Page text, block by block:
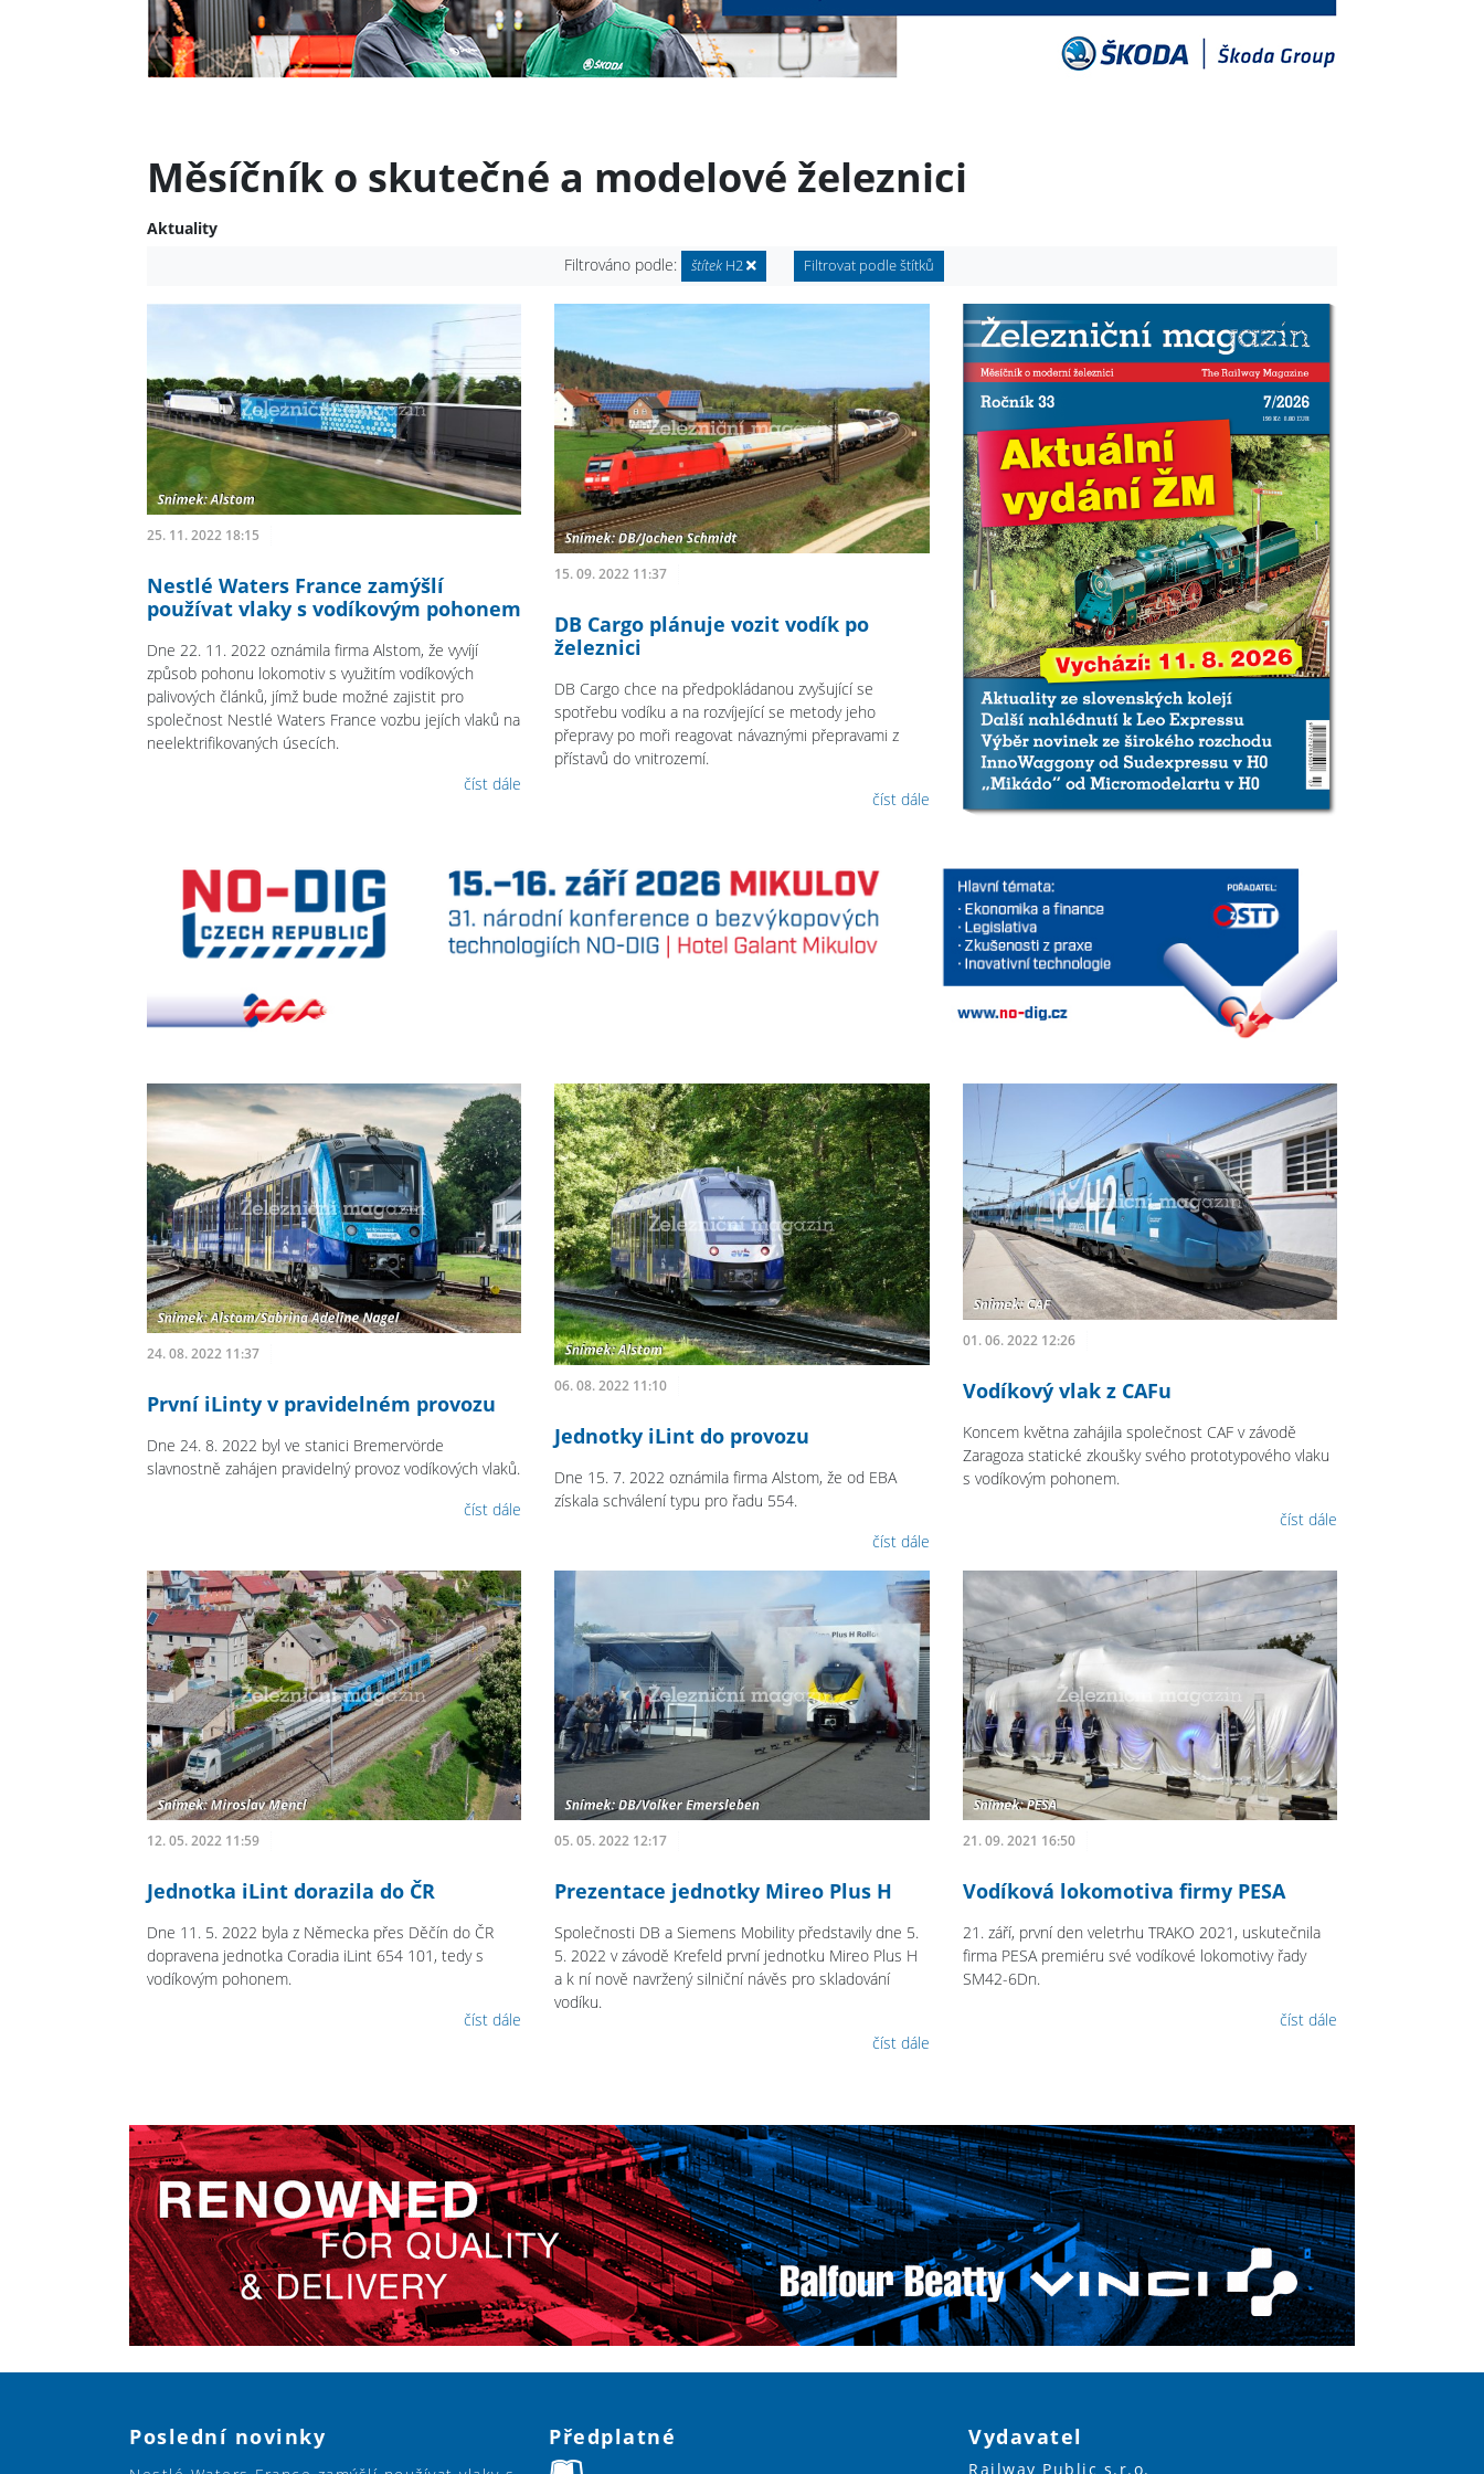
Měsíčník o skutečné a modelové železnici
Aktuality
Filtrováno podle:
štítekH2 Filtrovat podle štítků
25. 11. 2022 18:15
Nestlé Waters France zamýšlí
používat vlaky s vodíkovým pohonem
Dne 22. 11. 2022 oznámila firma Alstom, že vyvíjí
způsob pohonu lokomotiv s využitím vodíkových
palivových článků, jímž bude možné zajistit pro
společnost Nestlé Waters France vozbu jejích vlaků na
neelektrifikovaných úsecích.
číst dále
15. 09. 2022 11:37
DB Cargo plánuje vozit vodík po
železnici
DB Cargo chce na předpokládanou zvyšující se
spotřebu vodíku a na rozvíjející se metody jeho
přepravy po moři reagovat návaznými přepravami z
přístavů do vnitrozemí.
číst dále
24. 08. 2022 11:37
První iLinty v pravidelném provozu
Dne 24. 8. 2022 byl ve stanici Bremervörde
slavnostně zahájen pravidelný provoz vodíkových vlaků.
číst dále
06. 08. 2022 11:10
Jednotky iLint do provozu
Dne 15. 7. 2022 oznámila firma Alstom, že od EBA
získala schválení typu pro řadu 554.
číst dále
01. 06. 2022 12:26
Vodíkový vlak z CAFu
Koncem května zahájila společnost CAF v závodě
Zaragoza statické zkoušky svého prototypového vlaku
s vodíkovým pohonem.
číst dále
12. 05. 2022 11:59
Jednotka iLint dorazila do ČR
Dne 11. 5. 2022 byla z Německa přes Děčín do ČR
dopravena jednotka Coradia iLint 654 101, tedy s
vodíkovým pohonem.
číst dále
05. 05. 2022 12:17
Prezentace jednotky Mireo Plus H
Společnosti DB a Siemens Mobility představily dne 5.
5. 2022 v závodě Krefeld první jednotku Mireo Plus H
a k ní nově navržený silniční návěs pro skladování
vodíku.
číst dále
21. 09. 2021 16:50
Vodíková lokomotiva firmy PESA
21. září, první den veletrhu TRAKO 2021, uskutečnila
firma PESA premiéru své vodíkové lokomotivy řady
SM42-6Dn.
číst dále
Poslední novinky Předplatné Vydavatel
Railway Public s.r.o.